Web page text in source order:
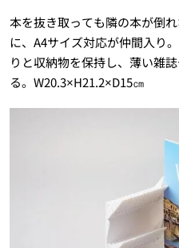
本を抜き取っても隣の本が倒
に、A4サイズ対応が仲間入り
りと収納物を保持し、薄い雑
る。W20.3×H21.2×D15㎝